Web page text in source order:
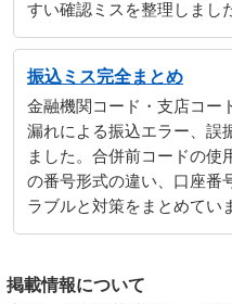
すい確認ミスを整理しまし
振込ミス完全まとめ
金融機関コード・支店コー
漏れによる振込エラー、誤
ました。合併前コードの使
の番号形式の違い、口座番
ラブルと対策をまとめてい
掲載情報について